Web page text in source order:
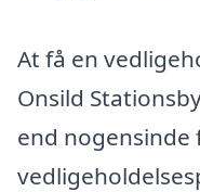
At få en
Onsild
end nogensinde